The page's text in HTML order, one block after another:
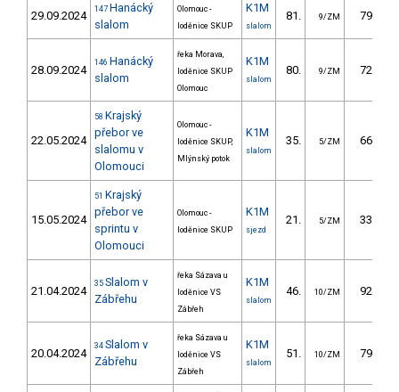
29.09.2024 147 Hanácký
slalom
Olomouc -
loděnice SKUP
K1M
slalom
81. 9/ZM 79.90
28.09.2024
146 Hanácký
slalom
řeka Morava,
loděnice SKUP
Olomouc
K1M
slalom
80. 9/ZM 72.80
22.05.2024
58 Krajský
přebor ve
slalomu v
Olomouci
Olomouc -
loděnice SKUP,
Mlýnský potok
K1M
slalom
35. 5/ZM 66.60
15.05.2024
51 Krajský
přebor ve
sprintu v
Olomouci
Olomouc -
loděnice SKUP
K1M
sjezd
21. 5/ZM 33.50
21.04.2024
35 Slalom v
Zábřehu
řeka Sázava u
loděnice VS
Zábřeh
K1M
slalom
46. 10/ZM 92.90
20.04.2024
34 Slalom v
Zábřehu
řeka Sázava u
loděnice VS
Zábřeh
K1M
slalom
51. 10/ZM 79.80